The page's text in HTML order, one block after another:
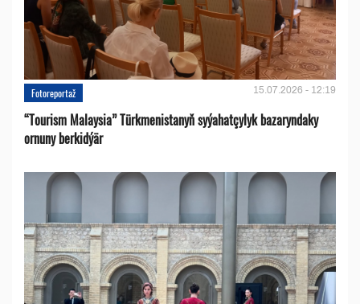
Fotoreportaž 15.07.2026 - 12:19
“Tourism Malaysia” Türkmenistanyň syýahatçylyk bazaryndaky
ornuny berkidýär